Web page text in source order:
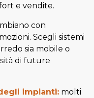
e vendite.
con
Scegli sistemi
sia mobile o
di future
impianti: molti